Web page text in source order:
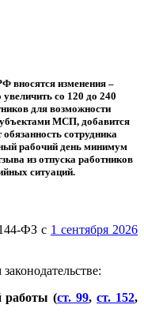
вносятся изменения –
со 120 до 240
для возможности
МСП, добавится
сотрудника
рабочий день минимум
из отпуска работников
ситуаций.
ФЗ с 1 сентября 2026
работы (ст. 99,ст. 152,